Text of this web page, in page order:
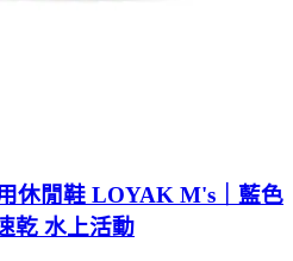
休閒鞋 LOYAK M's｜藍色
乾 水上活動